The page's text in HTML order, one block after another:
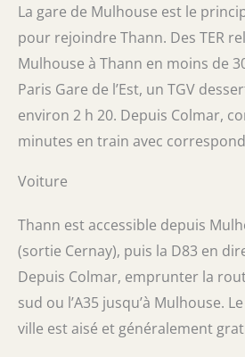
La gare de Mulhouse est le
pour rejoindre Thann. Des TER
Mulhouse à Thann en moins de
Paris Gare de l’Est, un TGV
environ 2 h 20. Depuis Colmar,
minutes en train avec
Voiture
Thann est accessible depuis
(sortie Cernay), puis la D83 en
Depuis Colmar, emprunter la
sud ou l’A35 jusqu’à Mulhouse.
ville est aisé et généralement